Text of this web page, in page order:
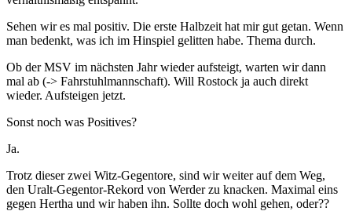
Sehen wir es mal positiv. Die erste Halbzeit hat mir gut getan. Wenn
man bedenkt, was ich im Hinspiel gelitten habe. Thema durch.
Ob der MSV im nächsten Jahr wieder aufsteigt, warten wir dann
mal ab (-> Fahrstuhlmannschaft). Will Rostock ja auch direkt
wieder. Aufsteigen jetzt.
Sonst noch was Positives?
Ja.
Trotz dieser zwei Witz-Gegentore, sind wir weiter auf dem Weg,
den Uralt-Gegentor-Rekord von Werder zu knacken. Maximal eins
gegen Hertha und wir haben ihn. Sollte doch wohl gehen, oder??